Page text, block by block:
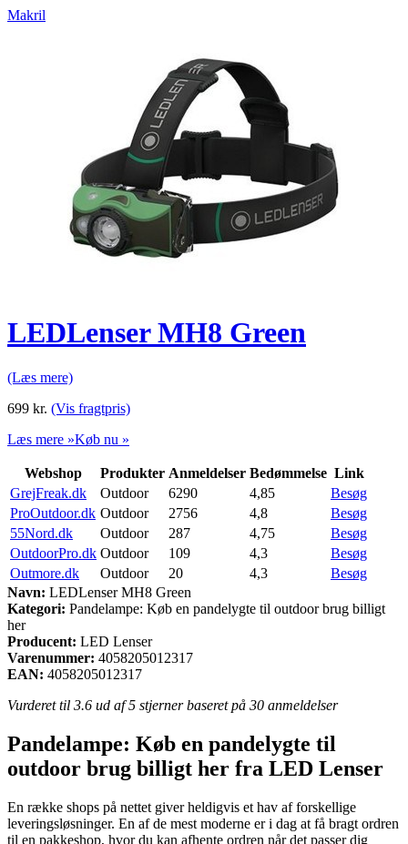
Makril
LEDLenser MH8 Green
(Læs mere)
699 kr. (Vis fragtpris)
Læs mere »Køb nu »
Webshop Produkter Anmeldelser Bedømmelse Link
GrejFreak.dk
Outdoor 6290 4,85
Besøg
ProOutdoor.dk Outdoor 2756 4,8
Besøg
55Nord.dk
Outdoor 287 4,75
Besøg
OutdoorPro.dk Outdoor 109 4,3
Besøg
Outmore.dk
Outdoor 20 4,3
Besøg
Navn: LEDLenser MH8 Green
Kategori: Pandelampe: Køb en pandelygte til outdoor brug billigt
her
Producent: LED Lenser
Varenummer: 4058205012317
EAN: 4058205012317
Vurderet til 3.6 ud af 5 stjerner baseret på 30 anmeldelser
Pandelampe: Køb en pandelygte til
outdoor brug billigt her fra LED Lenser
En række shops på nettet giver heldigvis et hav af forskellige
leveringsløsninger. En af de mest moderne er i dag at få bragt ordren
til en pakkeshop, hvor du kan afhente ordren når det passer dig